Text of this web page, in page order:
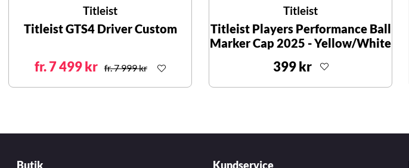
Titleist
Titleist GTS4 Driver Custom
fr. 7 499 kr fr. 7 999 kr
Titleist
Titleist Players Performance Ball
Marker Cap 2025 - Yellow/White
399 kr
Butik Kundservice